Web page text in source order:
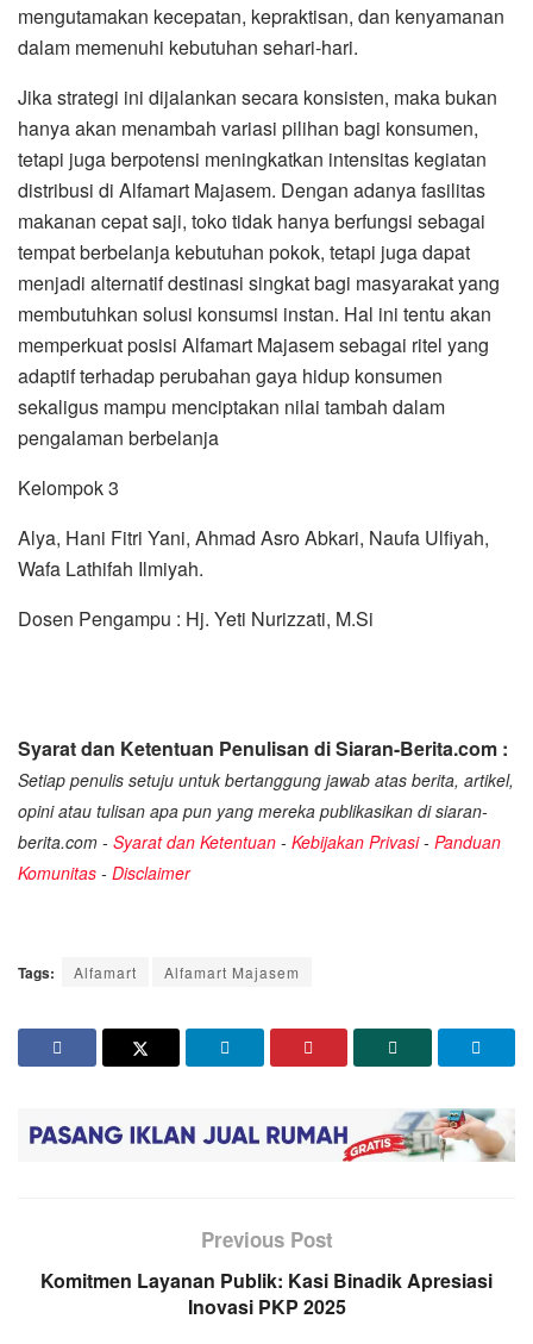
mengutamakan kecepatan, kepraktisan, dan kenyamanan
dalam memenuhi kebutuhan sehari-hari.
Jika strategi ini dijalankan secara konsisten, maka bukan
hanya akan menambah variasi pilihan bagi konsumen,
tetapi juga berpotensi meningkatkan intensitas kegiatan
distribusi di Alfamart Majasem. Dengan adanya fasilitas
makanan cepat saji, toko tidak hanya berfungsi sebagai
tempat berbelanja kebutuhan pokok, tetapi juga dapat
menjadi alternatif destinasi singkat bagi masyarakat yang
membutuhkan solusi konsumsi instan. Hal ini tentu akan
memperkuat posisi Alfamart Majasem sebagai ritel yang
adaptif terhadap perubahan gaya hidup konsumen
sekaligus mampu menciptakan nilai tambah dalam
pengalaman berbelanja
Kelompok 3
Alya, Hani Fitri Yani, Ahmad Asro Abkari, Naufa Ulfiyah,
Wafa Lathifah Ilmiyah.
Dosen Pengampu : Hj. Yeti Nurizzati, M.Si
Syarat dan Ketentuan Penulisan di Siaran-Berita.com :
Setiap penulis setuju untuk bertanggung jawab atas berita, artikel,
opini atau tulisan apa pun yang mereka publikasikan di siaran-
berita.com - Syarat dan Ketentuan - Kebijakan Privasi- Panduan
Komunitas - Disclaimer
Tags: Alfamart Alfamart Majasem
Previous Post
Komitmen Layanan Publik: Kasi Binadik Apresiasi
Inovasi PKP 2025